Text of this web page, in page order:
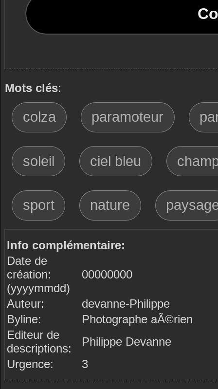
Mots clés:
colza paramoteur
soleil ciel bleu
sport nature
Info complémentaire:
Date de
création:
(yyyymmdd)
00000000
Auteur:
devanne-Philippe
Byline:
Photographe aÃ©rien
Editeur de
descriptions:
Philippe Devanne
Urgence:
3